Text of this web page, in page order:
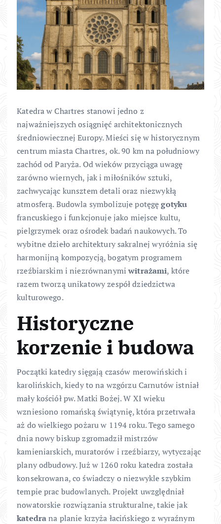
Katedra w Chartres stanowi jedno z
najważniejszych osiągnięć architektonicznych
średniowiecznej Europy. Mieści się w historycznym
centrum miasta Chartres, ok. 90 km na południowy
zachód od Paryża. Od wieków przyciąga uwagę
zarówno wiernych, jak i miłośników sztuki,
zachwycając kunsztem detali oraz niezwykłą
atmosferą. Budowla symbolizuje potęgęgotyku
francuskiego i funkcjonuje jako miejsce kultu,
pielgrzymek oraz ośrodek badań naukowych. To
wybitne dzieło architektury sakralnej wyróżnia się
harmonijną kompozycją, bogatym programem
rzeźbiarskim i niezrównanymiwitrażami, które
razem tworzą unikatowy zespół dziedzictwa
kulturowego.
Historyczne
korzenie i budowa
Początki katedry sięgają czasów merowińskich i
karolińskich, kiedy to na wzgórzu Carnutów istniał
mały kościół pw. Matki Bożej. W XI wieku
wzniesiono romańską świątynię, która przetrwała
aż do wielkiego pożaru w 1194 roku. Tego samego
dnia nowy biskup zgromadził mistrzów
kamieniarskich, muratorów i rzeźbiarzy, wytyczając
plany odbudowy. Już w 1260 roku katedra została
konsekrowana, co świadczy o niezwykle szybkim
tempie prac budowlanych. Projekt uwzględniał
nowatorskie rozwiązania strukturalne, takie jak
katedrana planie krzyża łacińskiego z wyraźnym